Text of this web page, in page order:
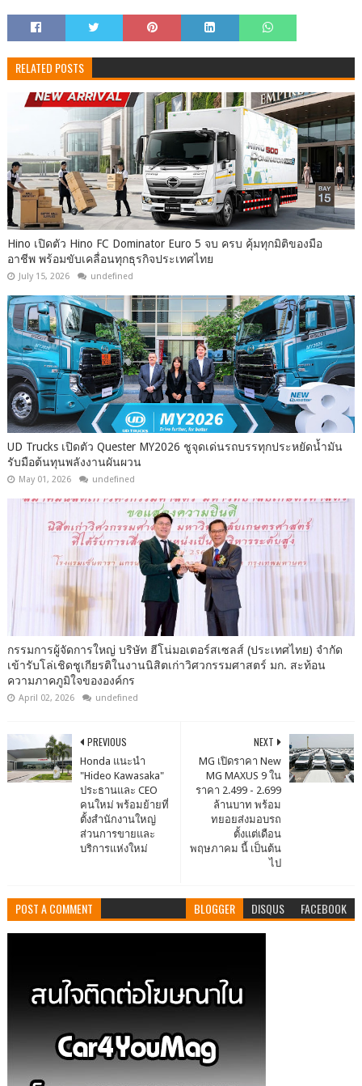
RELATED POSTS
Hino เปิดตัว Hino FC Dominator Euro 5 จบ ครบ คุ้มทุกมิติของมือ
อาชีพ พร้อมขับเคลื่อนทุกธุรกิจประเทศไทย
July 15, 2026 undefined
UD Trucks เปิดตัว Quester MY2026 ชูจุดเด่นรถบรรทุกประหยัดน้ำมัน
รับมือต้นทุนพลังงานผันผวน
May 01, 2026 undefined
กรรมการผู้จัดการใหญ่ บริษัท ฮีโน่มอเตอร์สเซลส์ (ประเทศไทย) จำกัด
เข้ารับโล่เชิดชูเกียรติในงานนิสิตเก่าวิศวกรรมศาสตร์ มก. สะท้อน
ความภาคภูมิใจขององค์กร
April 02, 2026 undefined
NEXT
MG เปิดราคา New
MG MAXUS 9 ใน
ราคา 2.499 - 2.699
ล้านบาท พร้อม
ทยอยส่งมอบรถ
ตั้งแต่เดือน
พฤษภาคม นี้ เป็นต้น
ไป
PREVIOUS
Honda แนะนำ
"Hideo Kawasaka"
ประธานและ CEO
คนใหม่ พร้อมย้ายที่
ตั้งสำนักงานใหญ่
ส่วนการขายและ
บริการแห่งใหม่
POST A COMMENT BLOGGER DISQUS FACEBOOK